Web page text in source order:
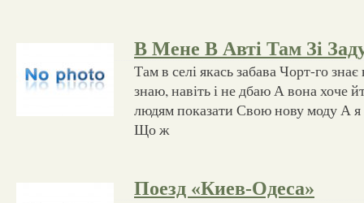
В Мене В Авті Там Зі
Там в селі якась забава Чорт-го
знаю, навіть і не дбаю А вона хоче
людям показати Свою нову моду А я
Що ж
Поезд «Киев-Одеса»